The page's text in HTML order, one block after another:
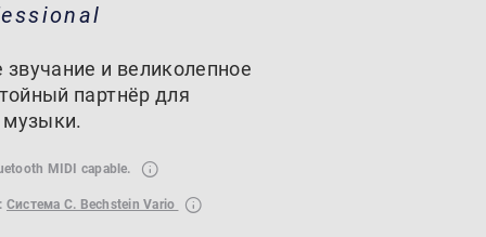
и великолепное
партнёр для
музыки.
MIDI capable.
Система C. Bechstein Vario